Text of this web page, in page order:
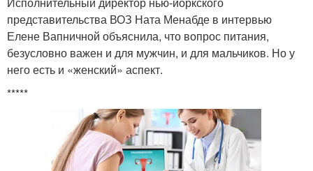
представительства ВОЗ Ната Менабде в интервью
Елене Вапничной объяснила, что вопрос питания,
безусловно важен и для мужчин, и для мальчиков. Но у
него есть и «женский» аспект.
*****